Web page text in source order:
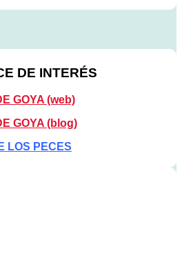
DE INTERÉS
GOYA (web)
GOYA (blog)
LOS PECES